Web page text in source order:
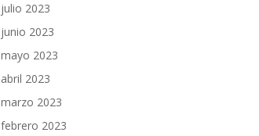
julio 2023
junio 2023
mayo 2023
abril 2023
marzo 2023
febrero 2023